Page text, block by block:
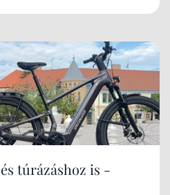
túrázáshoz is -